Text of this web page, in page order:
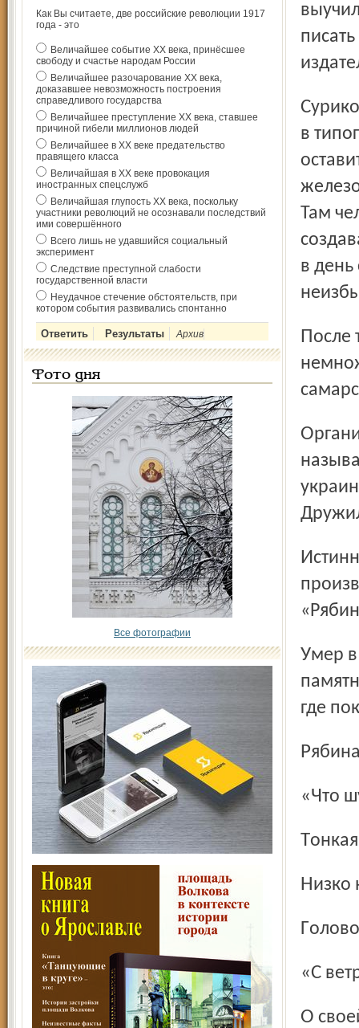
Как Вы считаете, две российские революции 1917
года - это
Величайшее событие ХХ века, принёсшее
свободу и счастье народам России
Величайшее разочарование ХХ века,
доказавшее невозможность построения
справедливого государства
Величайшее преступление ХХ века, ставшее
причиной гибели миллионов людей
Величайшее в ХХ веке предательство
правящего класса
Величайшая в ХХ веке провокация
иностранных спецслужб
Величайшая глупость ХХ века, поскольку
участники революций не осознавали последствий
ими совершённого
Всего лишь не удавшийся социальный
эксперимент
Следствие преступной слабости
государственной власти
Неудачное стечение обстоятельств, при
котором события развивались спонтанно
Архив
Фото дня
Все фотографии
Суриков пробовал работать переписчиком, наборщиком
в
Там
в день
После третьего издания стихотворений (1877 г.) заимел
Организационно объединил писателей из народа в так
Истинно народными песнями стали суриковские
Умер в Москве в год сооружения опекушинского
где
«С
О